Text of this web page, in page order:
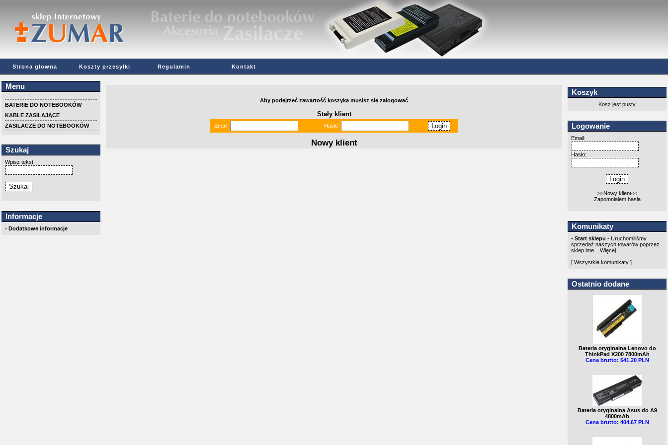
Strona głowna Koszty przesyłki Regulamin Kontakt
Menu
BATERIE DO NOTEBOOKÓW
KABLE ZASILAJĄCE
ZASILACZE DO NOTEBOOKÓW
Szukaj
Wpisz tekst
Informacje
- Dodatkowe informacje
Aby podejrzeć zawartość koszyka musisz się zalogować
Stały klient
Email Hasło
Nowy klient
Koszyk
Kosz jest pusty
Logowanie
Email:
Hasło:
>>Nowy klient<<
Zapomniałem hasła
Komunikaty
- Start sklepu - Uruchomiliśmy
sprzedaż naszych towarów poprzez
sklep inte ... Więcej
[ Wszystkie komunikaty ]
Ostatnio dodane
Bateria oryginalna Lenovo do
ThinkPad X200 7800mAh
Cena brutto: 541.20 PLN
Bateria oryginalna Asus do A9
4800mAh
Cena brutto: 404.67 PLN